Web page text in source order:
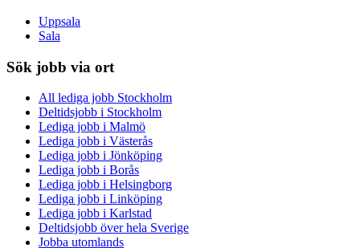
Uppsala
Sala
Sök jobb via ort
All lediga jobb Stockholm
Deltidsjobb i Stockholm
Lediga jobb i Malmö
Lediga jobb i Västerås
Lediga jobb i Jönköping
Lediga jobb i Borås
Lediga jobb i Helsingborg
Lediga jobb i Linköping
Lediga jobb i Karlstad
Deltidsjobb över hela Sverige
Jobba utomlands